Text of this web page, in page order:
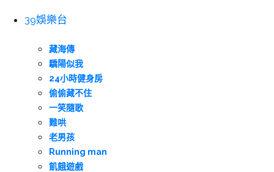
39娛樂台
藏海傳
驕陽似我
24小時健身房
偷偷藏不住
一笑隨歌
難哄
老男孩
Running man
飢餓遊戲